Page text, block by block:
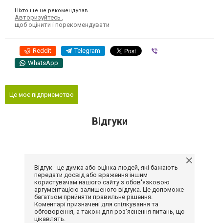
Ніхто ще не рекомендував
Авторизуйтесь
щоб оцінити і порекомендувати
Reddit Telegram
WhatsApp
Це моє підприємство
Відгуки
Відгук - це думка або оцінка людей, які бажають
передати досвід або враження іншим
користувачам нашого сайту з обов'язковою
аргументацією залишеного відгука. Це допоможе
багатьом прийняти правильне рішення.
Коментарі призначені для спілкування та
обговорення, а також для роз'яснення питань, що
цікавлять.